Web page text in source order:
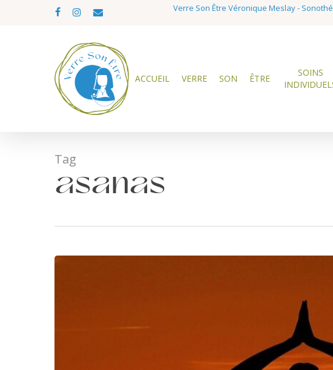
facebookinstagram
email
Verre Son Être Véronique Meslay -
ACCUEIL VERRE SON ÊTRE
SOINS
Tag
asanas